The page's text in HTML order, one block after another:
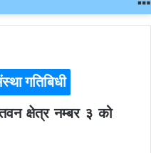
गतिबिधी
क्षेत्र नम्बर ३ को